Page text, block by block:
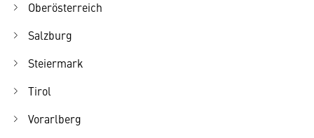
Oberösterreich
Salzburg
Steiermark
Tirol
Vorarlberg